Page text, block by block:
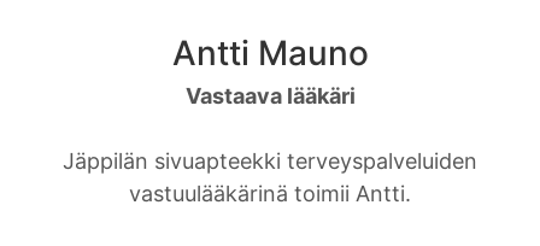
Antti Mauno
Vastaava lääkäri
Jäppilän sivuapteekki terveyspalveluiden
vastuulääkärinä toimii Antti.